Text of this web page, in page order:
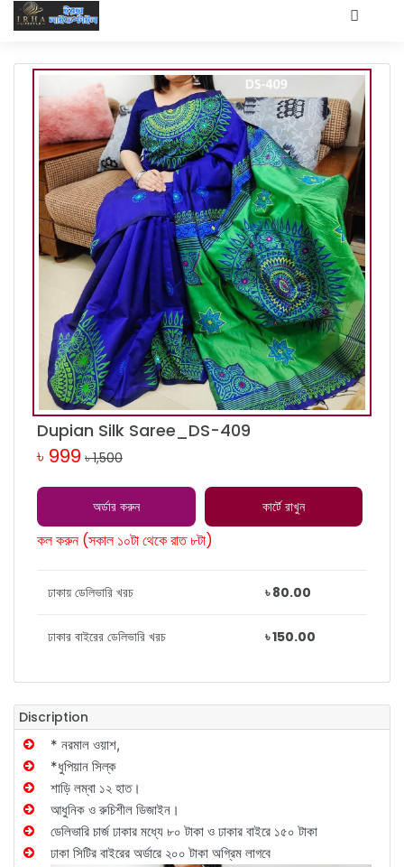
Dupian Silk Saree_DS-409
৳ 999 ৳ 1,500
অর্ডার করুন কার্টে রাখুন
কল করুন (সকাল ১০টা থেকে রাত ৮টা)
ঢাকায় ডেলিভারি খরচ ৳ 80.00
ঢাকার বাইরের ডেলিভারি খরচ ৳ 150.00
Discription
* নরমাল ওয়াশ,
*ধুপিয়ান সিল্ক
শাড়ি লম্বা ১২ হাত।
আধুনিক ও রুচিশীল ডিজাইন।
ডেলিভারি চার্জ ঢাকার মধ্যে ৮০ টাকা ও ঢাকার বাইরে ১৫০ টাকা
ঢাকা সিটির বাইরের অর্ডারে ২০০ টাকা অগ্রিম লাগবে